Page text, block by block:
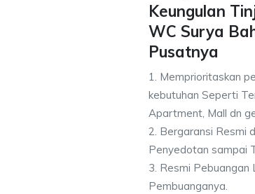
Keungulan
WC Surya
Pusatnya
1. Memprioritaskan
kebutuhan Seperti
Apartment, Mall dn
2. Bergaransi Resmi
Penyedotan sampai
3. Resmi
Pembuanganya.